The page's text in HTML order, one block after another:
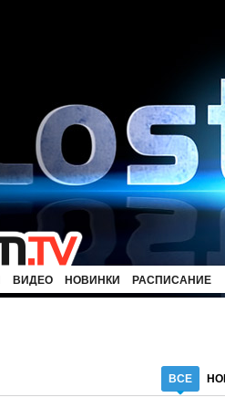
ВИДЕО НОВИНКИ РАСПИСАНИЕ
ВСЕ